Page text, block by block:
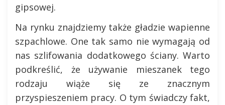
gipsowej.
Na rynku znajdziemy także gładzie wapienne
szpachlowe. One tak samo nie wymagają od
nas szlifowania dodatkowego ściany. Warto
podkreślić, że używanie mieszanek tego
rodzaju wiąże się ze znacznym
przyspieszeniem pracy. O tym świadczy fakt,